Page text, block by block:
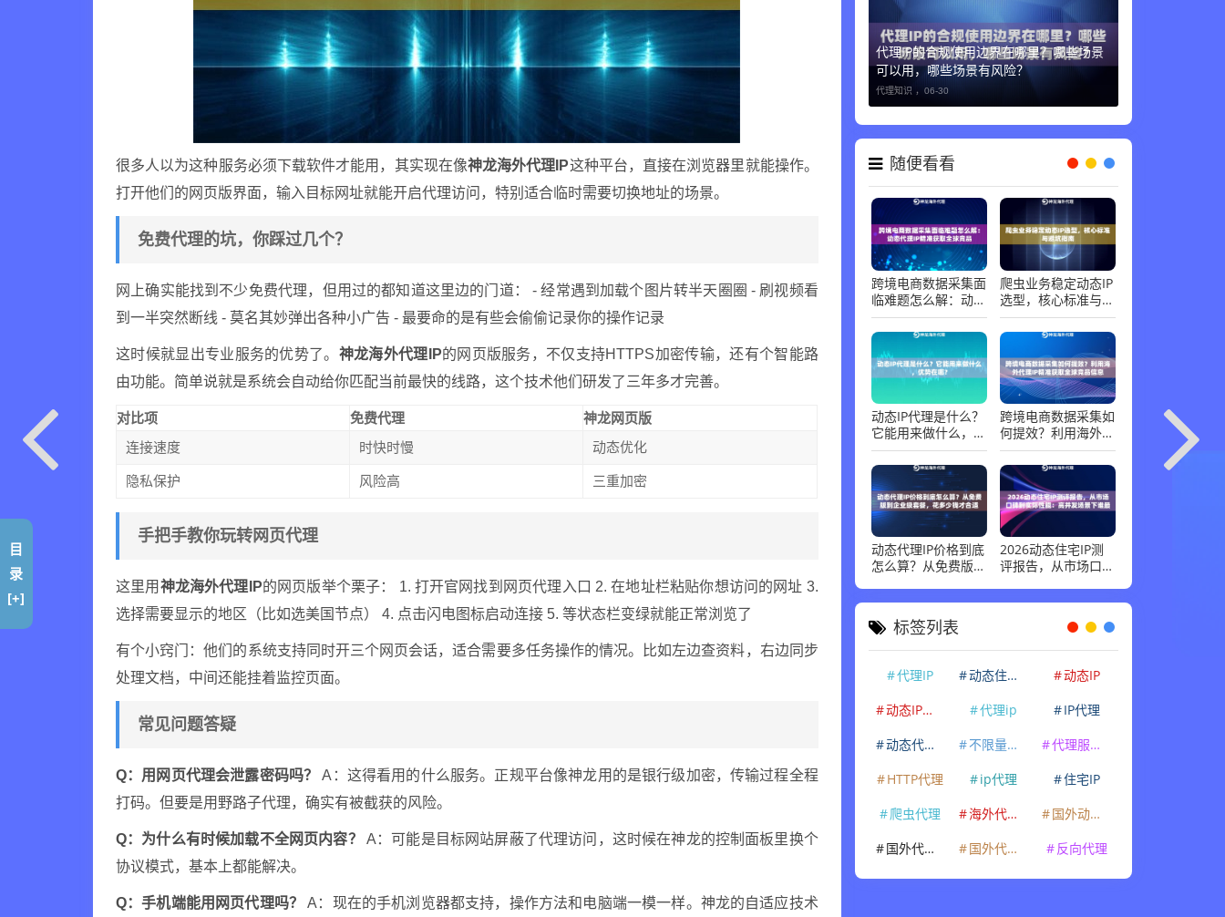
很多人以为这种服务必须下载软件才能用，其实现在像神龙海外代理IP这种平台，直接在浏览器里就能操作。
打开他们的网页版界面，输入目标网址就能开启代理访问，特别适合临时需要切换地址的场景。
免费代理的坑，你踩过几个？
网上确实能找到不少免费代理，但用过的都知道这里边的门道： - 经常遇到加载个图片转半天圈圈 - 刷视频看
到一半突然断线 - 莫名其妙弹出各种小广告 - 最要命的是有些会偷偷记录你的操作记录
这时候就显出专业服务的优势了。 神龙海外代理IP的网页版服务，不仅支持HTTPS加密传输，还有个智能路
由功能。简单说就是系统会自动给你匹配当前最快的线路，这个技术他们研发了三年多才完善。
对比项 免费代理
神龙网页版
连接速度
时快时慢 动态优化
隐私保护 风险高 三重加密
手把手教你玩转网页代理
这里用 神龙海外代理IP的网页版举个栗子： 1. 打开官网找到网页代理入口 2. 在地址栏粘贴你想访问的网址 3.
选择需要显示的地区（比如选美国节点） 4. 点击闪电图标启动连接 5. 等状态栏变绿就能正常浏览了
有个小窍门：他们的系统支持同时开三个网页会话，适合需要多任务操作的情况。比如左边查资料，右边同步
处理文档，中间还能挂着监控页面。
常见问题答疑
Q：用网页代理会泄露密码吗？
A：这得看用的什么服务。正规平台像神龙用的是银行级加密，传输过程全程
打码。但要是用野路子代理，确实有被截获的风险。
Q：为什么有时候加载不全网页内容？
A：可能是目标网站屏蔽了代理访问，这时候在神龙的控制面板里换个
协议模式，基本上都能解决。
Q：手机端能用网页代理吗？
A：现在的手机浏览器都支持，操作方法和电脑端一模一样。神龙的自适应技术
代理IP的合规使用边界在哪里？哪些场景
可以用，哪些场景有风险？
代理知识 ， 06-30
随便看看
跨境电商数据采集面
临难题怎么解：动态
代理IP精准获取全球
竞品
爬虫业务稳定动态IP
选型，核心标准与避
坑指南
动态IP代理是什么？
它能用来做什么，优
势在哪？
跨境电商数据采集如
何提效？利用海外代
理IP精准获取全球竞
品信息
动态代理IP价格到底
怎么算？从免费版到
钱才合适
2026动态住宅IP测
评报告，从市场口碑
场景下谁最稳
标签列表
代理IP 动态住宅IP
动态IP
动态IP代理
代理ip
IP代理
动态代理IP
不限量代理IP
代理服务器
HTTP代理
ip代理
住宅IP
爬虫代理
海外代理ip
国外动态IP
国外代理IP
国外代理ip 反向代理
目
录
[+]